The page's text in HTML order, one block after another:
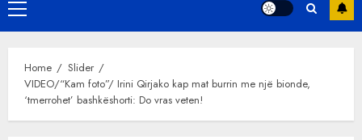
Primary
Menu
Home
Slider
VIDEO/“Kam foto”/ Irini Qirjako kap mat burrin me një bionde,
‘tmerrohet’ bashkëshorti: Do vras veten!